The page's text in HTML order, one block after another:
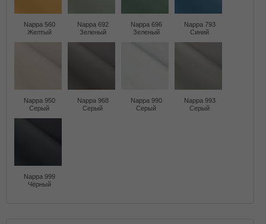
Nappa 560
Желтый
Nappa 692
Зеленый
Nappa 696
Зеленый
Nappa 793
Синий
Nappa 950
Серый
Nappa 968
Серый
Nappa 990
Серый
Nappa 993
Серый
Nappa 999
Чёрный